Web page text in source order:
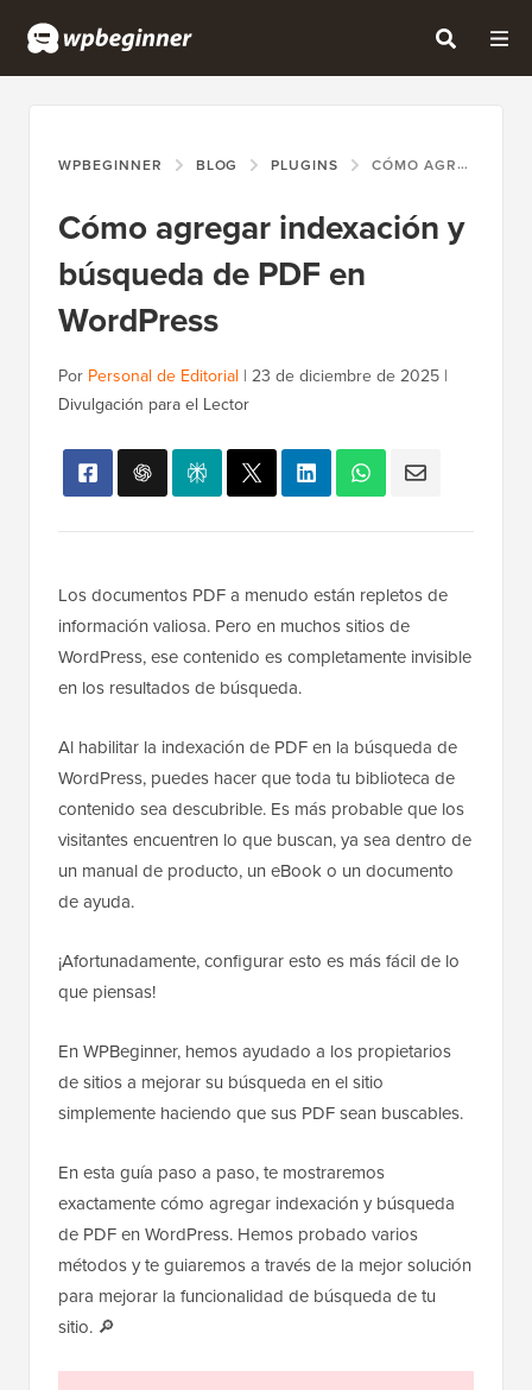
WPBEGINNER BLOG PLUGINS CÓMO AGREGAR INDEXACIÓN Y BÚSQUEDA DE PDF EN WORDPRESS
Cómo agregar indexación y
búsqueda de PDF en
WordPress
Por Personal de Editorial | 23 de diciembre de 2025 |
Divulgación para el Lector
Los documentos PDF a menudo están repletos de
información valiosa. Pero en muchos sitios de
WordPress, ese contenido es completamente invisible
en los resultados de búsqueda.
Al habilitar la indexación de PDF en la búsqueda de
WordPress, puedes hacer que toda tu biblioteca de
contenido sea descubrible. Es más probable que los
visitantes encuentren lo que buscan, ya sea dentro de
un manual de producto, un eBook o un documento
de ayuda.
¡Afortunadamente, configurar esto es más fácil de lo
que piensas!
En WPBeginner, hemos ayudado a los propietarios
de sitios a mejorar su búsqueda en el sitio
simplemente haciendo que sus PDF sean buscables.
En esta guía paso a paso, te mostraremos
exactamente cómo agregar indexación y búsqueda
de PDF en WordPress. Hemos probado varios
métodos y te guiaremos a través de la mejor solución
para mejorar la funcionalidad de búsqueda de tu
sitio. 🔎